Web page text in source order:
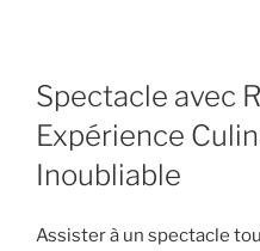
Spectacle avec
Expérience
Inoubliable
Assister à un spectacle